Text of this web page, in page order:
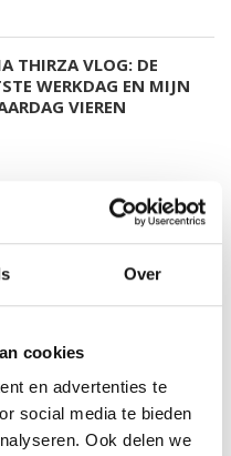
Over
cookies
en advertenties te
social media te bieden
Ook delen we
THIRZA VLOG: DE
WERKDAG EN MIJN
VIEREN
THIRZA VLOG: HET IS
WANT REBEL IS JARIG!
THIRZA VLOG: OP
& TWEE ZIEKE